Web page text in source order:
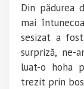
Din pădurea
mai
sesizat a
surpriză, ne-
luat-o hoha
trezit prin